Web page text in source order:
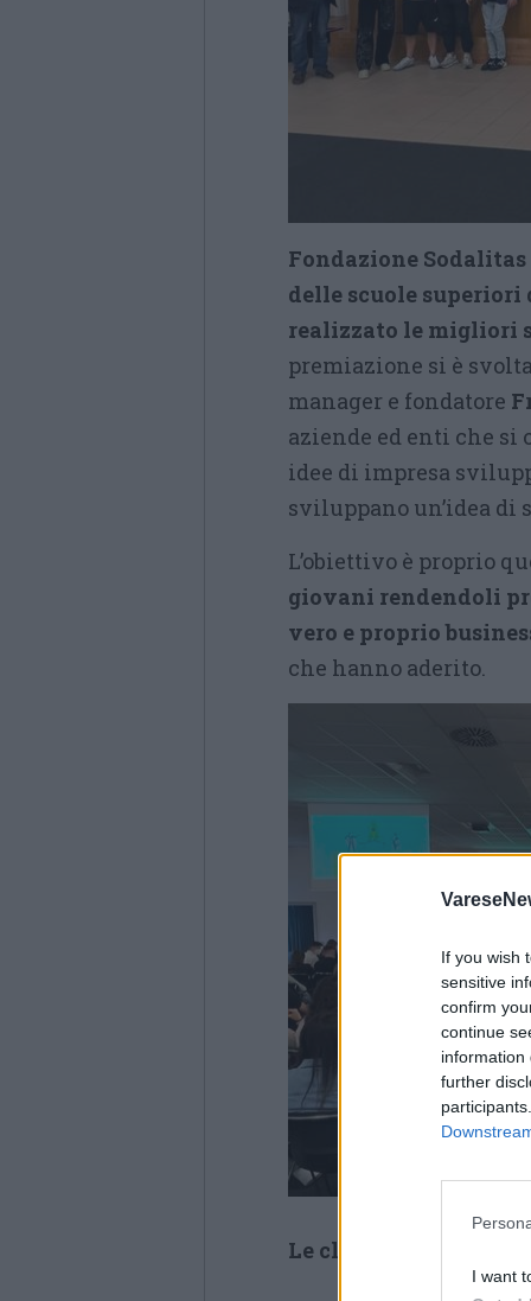
If you wish
sensitive
confirm
continue
information
further
I want
Fondazione Sodalitas
delle scuole
realizzato le migliori
premiazione si è
manager e fondatore
aziende ed enti che
idee di impresa
sviluppano un’idea di
L’obiettivo è proprio
giovani rendendoli
vero e proprio
che hanno aderito.
Le classi premiate